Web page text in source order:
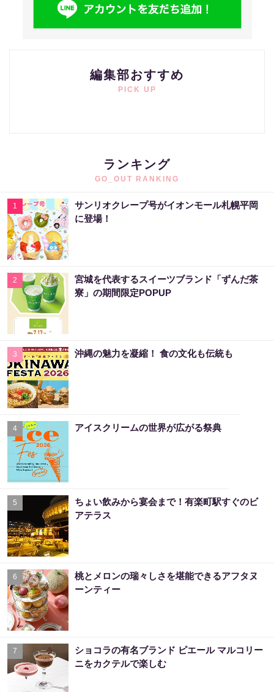
編集部おすすめ
PICK UP
ランキング
GO_OUT RANKING
1
サンリオクレープ号がイオンモール札幌平岡
に登場！
2
宮城を代表するスイーツブランド「ずんだ茶
寮」の期間限定POPUP
3 沖縄の魅力を凝縮！ 食の文化も伝統も
4 アイスクリームの世界が広がる祭典
5
ちょい飲みから宴会まで！有楽町駅すぐのビ
アテラス
6
桃とメロンの瑞々しさを堪能できるアフタヌ
ーンティー
7
ショコラの有名ブランド ピエール マルコリー
ニをカクテルで楽しむ